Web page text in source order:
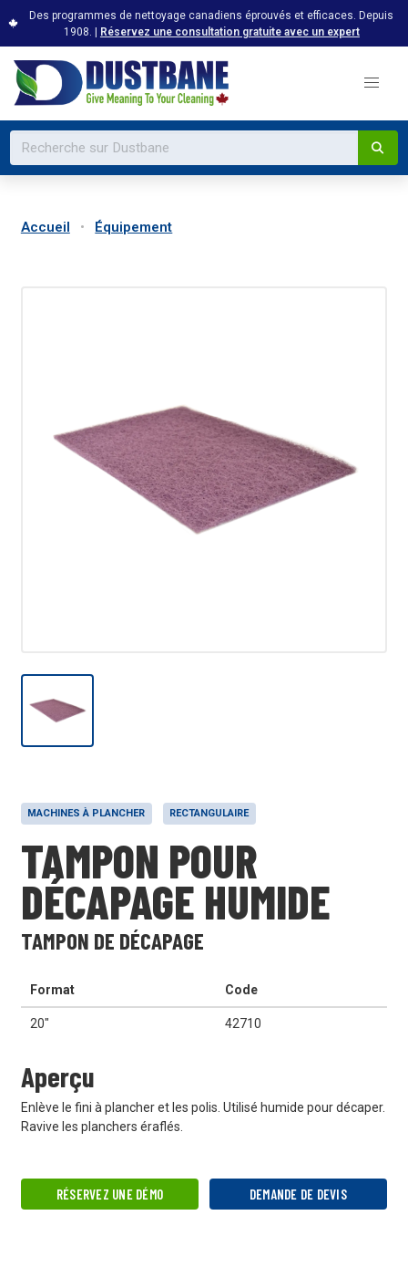
Des programmes de nettoyage canadiens éprouvés et efficaces. Depuis
1908. | Réservez une consultation gratuite avec un expert
Accueil Équipement
MACHINES À PLANCHER RECTANGULAIRE
TAMPON POUR
DÉCAPAGE HUMIDE
TAMPON DE DÉCAPAGE
Format Code
20" 42710
Aperçu
Enlève le fini à plancher et les polis. Utilisé humide pour décaper.
Ravive les planchers éraflés.
RÉSERVEZ UNE DÉMO DEMANDE DE DEVIS